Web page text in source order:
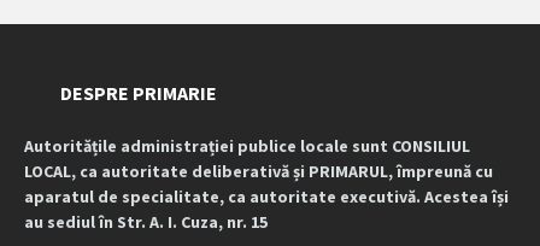
DESPRE PRIMARIE
Autoritățile administrației publice locale sunt CONSILIUL
LOCAL, ca autoritate deliberativă și PRIMARUL, împreună cu
aparatul de specialitate, ca autoritate executivă. Acestea își
au sediul în Str. A. I. Cuza, nr. 15